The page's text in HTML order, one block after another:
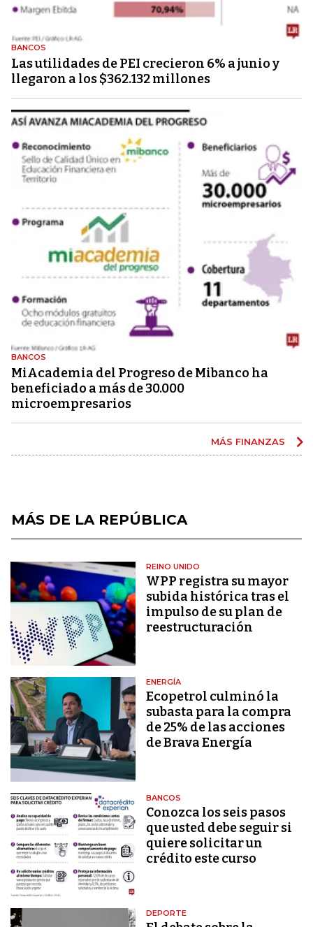
BANCOS
Las utilidades de PEI crecieron 6% a junio y
llegaron a los $362.132 millones
BANCOS
MiAcademia del Progreso de Mibanco ha
beneficiado a más de 30.000
microempresarios
MÁS FINANZAS
MÁS DE LA REPÚBLICA
REINO UNIDO
WPP registra su mayor
subida histórica tras el
impulso de su plan de
reestructuración
ENERGÍA
Ecopetrol culminó la
subasta para la compra
de 25% de las acciones
de Brava Energía
BANCOS
Conozca los seis pasos
que usted debe seguir si
quiere solicitar un
crédito este curso
DEPORTE